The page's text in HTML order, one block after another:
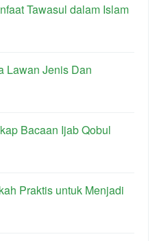
Tawasul dalam Islam
Lawan Jenis Dan
Bacaan Ijab Qobul
Praktis untuk Menjadi